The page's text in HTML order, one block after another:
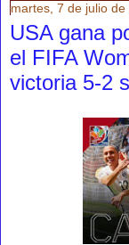
martes, 7 de julio de
USA gana
el FIFA
victoria 5-2